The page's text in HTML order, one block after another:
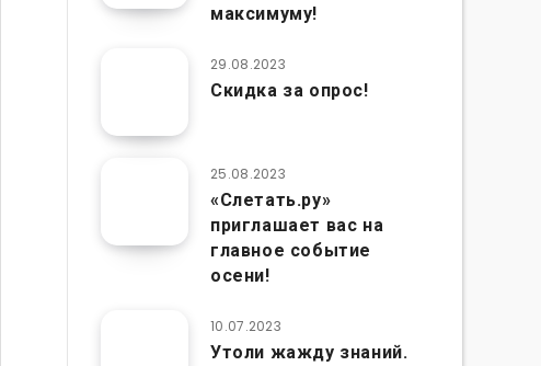
максимуму!
29.08.2023
Скидка за опрос!
25.08.2023
«Слетать.ру»
приглашает вас на
главное событие
осени!
10.07.2023
Утоли жажду знаний.